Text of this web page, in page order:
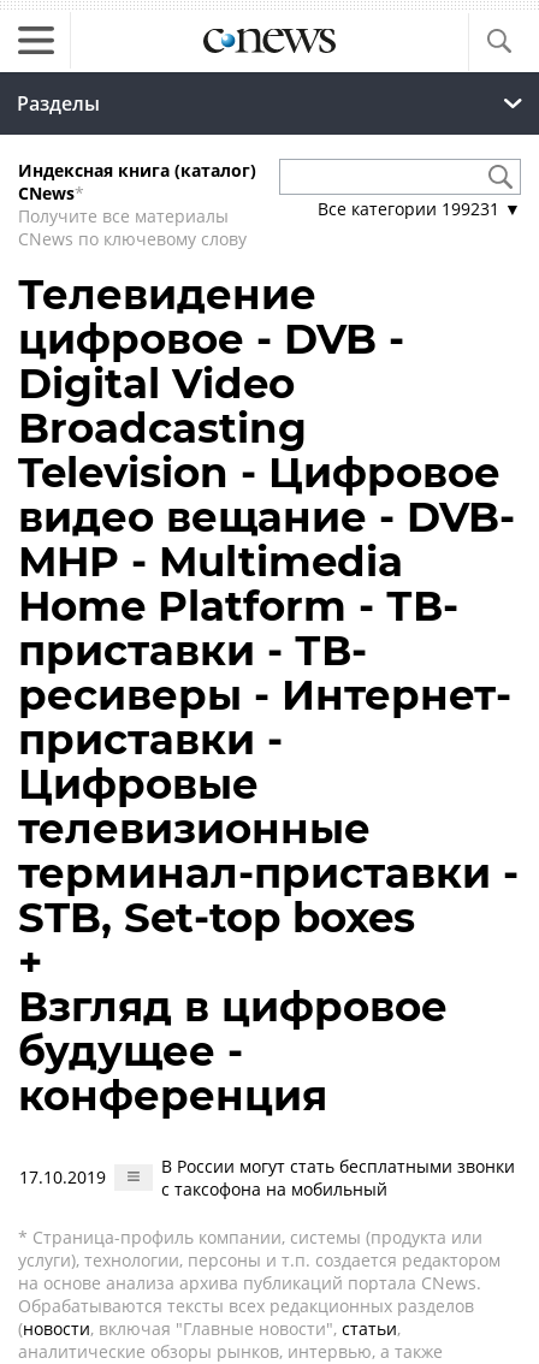
Разделы
Индексная книга (каталог)
CNews*
Получите все материалы
CNews по ключевому слову
Все категории 199231 ▼
Телевидение
цифровое - DVB -
Digital Video
Broadcasting
Television - Цифровое
видео вещание - DVB-
MHP - Multimedia
Home Platform - ТВ-
приставки - ТВ-
ресиверы - Интернет-
приставки -
Цифровые
телевизионные
терминал-приставки -
STB, Set-top boxes
+
Взгляд в цифровое
будущее -
конференция
17.10.2019
В России могут стать бесплатными звонки
с таксофона на мобильный
* Страница-профиль компании, системы (продукта или
услуги), технологии, персоны и т.п. создается редактором
на основе анализа архива публикаций портала CNews.
Обрабатываются тексты всех редакционных разделов
(новости, включая "Главные новости", статьи,
аналитические обзоры рынков, интервью, а также